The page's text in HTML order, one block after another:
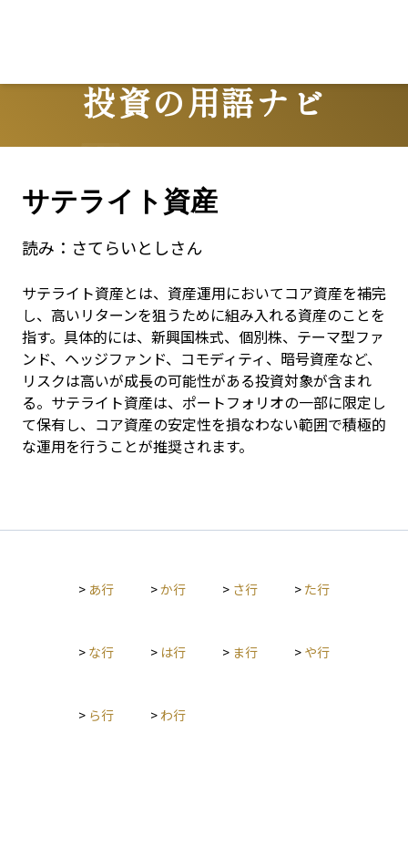
投資の用語ナビ
Terms
サテライト資産
読み： さてらいとしさん
サテライト資産とは、資産運用においてコア資産を補完
し、高いリターンを狙うために組み入れる資産のことを
指す。具体的には、新興国株式、個別株、テーマ型ファ
ンド、ヘッジファンド、コモディティ、暗号資産など、
リスクは高いが成長の可能性がある投資対象が含まれ
る。サテライト資産は、ポートフォリオの一部に限定し
て保有し、コア資産の安定性を損なわない範囲で積極的
な運用を行うことが推奨されます。
> あ行 >か行 > さ行 > た行
> な行 > は行 > ま行 > や行
> ら行 > わ行